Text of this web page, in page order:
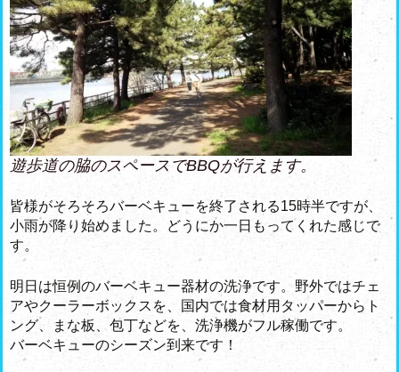
遊歩道の脇のスペースでBBQが行えます。
皆様がそろそろバーベキューを終了される15時半ですが、
小雨が降り始めました。どうにか一日もってくれた感じで
す。
明日は恒例のバーベキュー器材の洗浄です。野外ではチェ
アやクーラーボックスを、国内では食材用タッパーからト
ング、まな板、包丁などを、洗浄機がフル稼働です。
バーベキューのシーズン到来です！